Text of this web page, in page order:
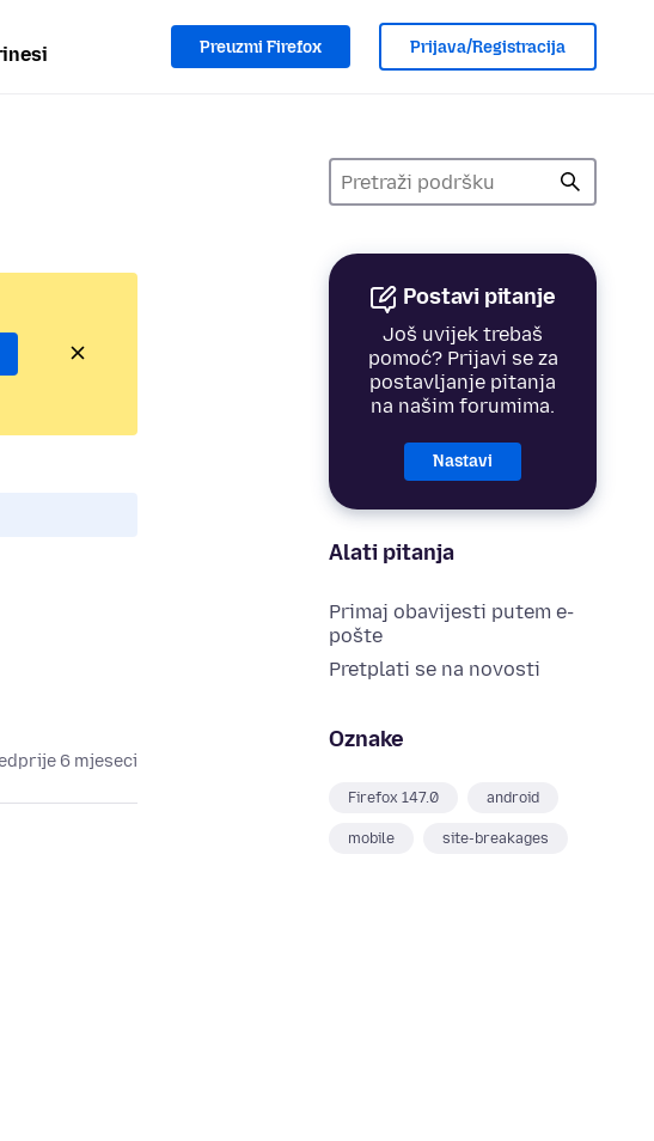
Preuzmi Firefox Prijava/Registracija
Postavi pitanje
Još uvijek trebaš
pomoć? Prijavi se za
postavljanje pitanja
na našim forumima.
Nastavi
Alati pitanja
Primaj obavijesti putem e-
pošte
Pretplati se na novosti
Oznake
Firefox 147.0 android
mobile site-breakages
prije 6 mjeseci